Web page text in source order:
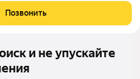
Позвонить
и не упускайте